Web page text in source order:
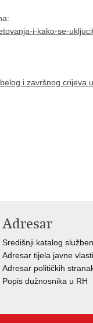
i-kako-se-
i završnog crijeva
Adresar
Središnji katalog
Adresar tijela javne vlasti
Adresar političkih
Popis dužnosnika u RH